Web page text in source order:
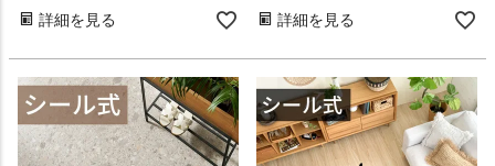
詳細を見る
詳細を見る